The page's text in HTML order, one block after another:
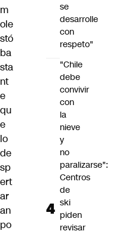
m
ole
stó
ba
sta
nt
e
qu
e
lo
de
sp
ert
ar
an
po
se
desarrolle
con
respeto"
"Chile
debe
convivir
con
la
nieve
y
no
paralizarse":
Centros
de
ski
piden
revisar